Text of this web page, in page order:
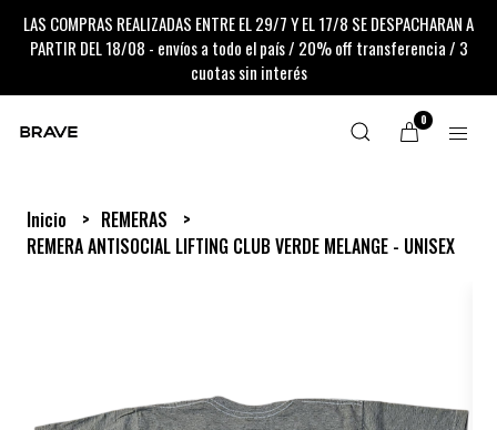
LAS COMPRAS REALIZADAS ENTRE EL 29/7 Y EL 17/8 SE DESPACHARAN A
PARTIR DEL 18/08 - envíos a todo el país / 20% off transferencia / 3
cuotas sin interés
0
Inicio
REMERAS
REMERA ANTISOCIAL LIFTING CLUB VERDE MELANGE - UNISEX